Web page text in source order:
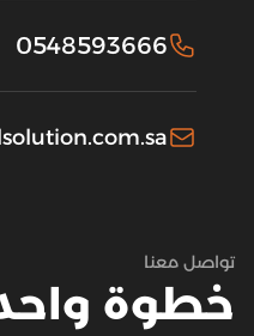
0548593666
تواصل معنا
خطوة